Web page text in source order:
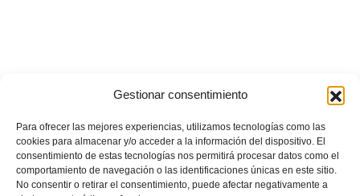
Gestionar consentimiento
Para ofrecer las mejores experiencias, utilizamos tecnologías como las
cookies para almacenar y/o acceder a la información del dispositivo. El
consentimiento de estas tecnologías nos permitirá procesar datos como el
comportamiento de navegación o las identificaciones únicas en este sitio.
No consentir o retirar el consentimiento, puede afectar negativamente a
POSTS RECIENTES
Ferran Torres se da un baño de masas y se convierte
en el embajador de la Comunitat Valenciana